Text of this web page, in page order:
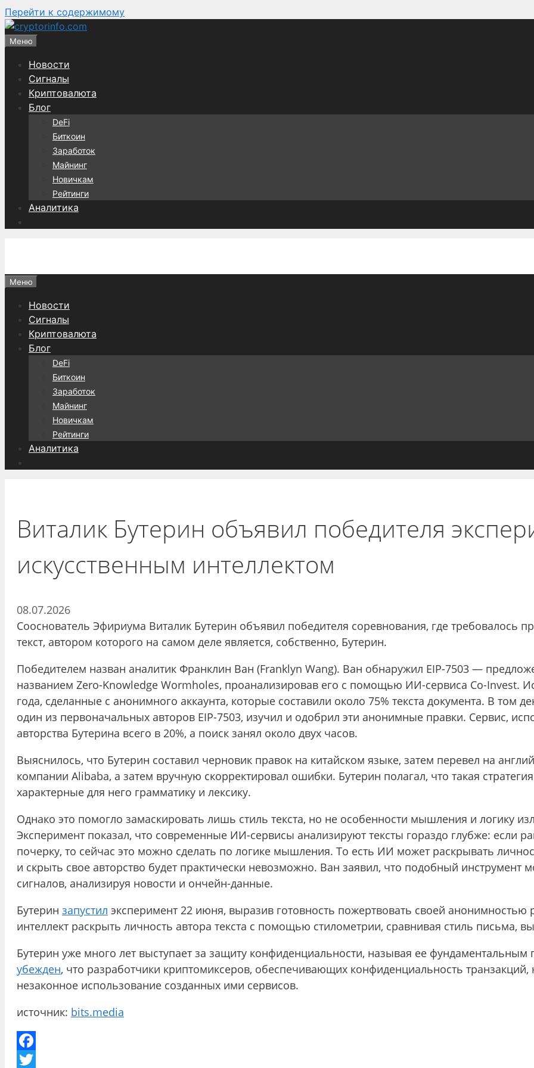
Перейти к содержимому
Меню
Новости
Сигналы
Криптовалюта
Блог
DeFi
Биткоин
Заработок
Майнинг
Новичкам
Рейтинги
Аналитика
Меню
Новости
Сигналы
Криптовалюта
Блог
DeFi
Биткоин
Заработок
Майнинг
Новичкам
Рейтинги
Аналитика
Виталик Бутерин объявил победителя
искусственным интеллектом
08.07.2026
Сооснователь Эфириума Виталик Бутерин объявил победителя соревнования, где
текст, автором которого на самом деле является, собственно, Бутерин.
Победителем назван аналитик Франклин Ван (Franklyn Wang). Ван обнаружил EIP-7503 —
названием Zero-Knowledge Wormholes, проанализировав его с помощью ИИ-сервиса Co-Invest.
года, сделанные с анонимного аккаунта, которые составили около 75% текста документа. В том
один из первоначальных авторов EIP-7503, изучил и одобрил эти анонимные правки. Сервис,
авторства Бутерина всего в 20%, а поиск занял около двух часов.
Выяснилось, что Бутерин составил черновик правок на китайском языке, затем перевел на
компании Alibaba, а затем вручную скорректировал ошибки. Бутерин полагал, что такая
характерные для него грамматику и лексику.
Однако это помогло замаскировать лишь стиль текста, но не особенности мышления и логику
Эксперимент показал, что современные ИИ-сервисы анализируют тексты гораздо глубже: если
почерку, то сейчас это можно сделать по логике мышления. То есть ИИ может раскрывать
и скрыть свое авторство будет практически невозможно. Ван заявил, что подобный инструмент
сигналов, анализируя новости и ончейн-данные.
Бутерин запустил эксперимент 22 июня, выразив готовность пожертвовать своей анонимностью
интеллект раскрыть личность автора текста с помощью стилометрии, сравнивая стиль письма,
Бутерин уже много лет выступает за защиту конфиденциальности, называя ее
убежден, что разработчики криптомиксеров, обеспечивающих конфиденциальность транзакций,
незаконное использование созданных ими сервисов.
источник: bits.media
Facebook